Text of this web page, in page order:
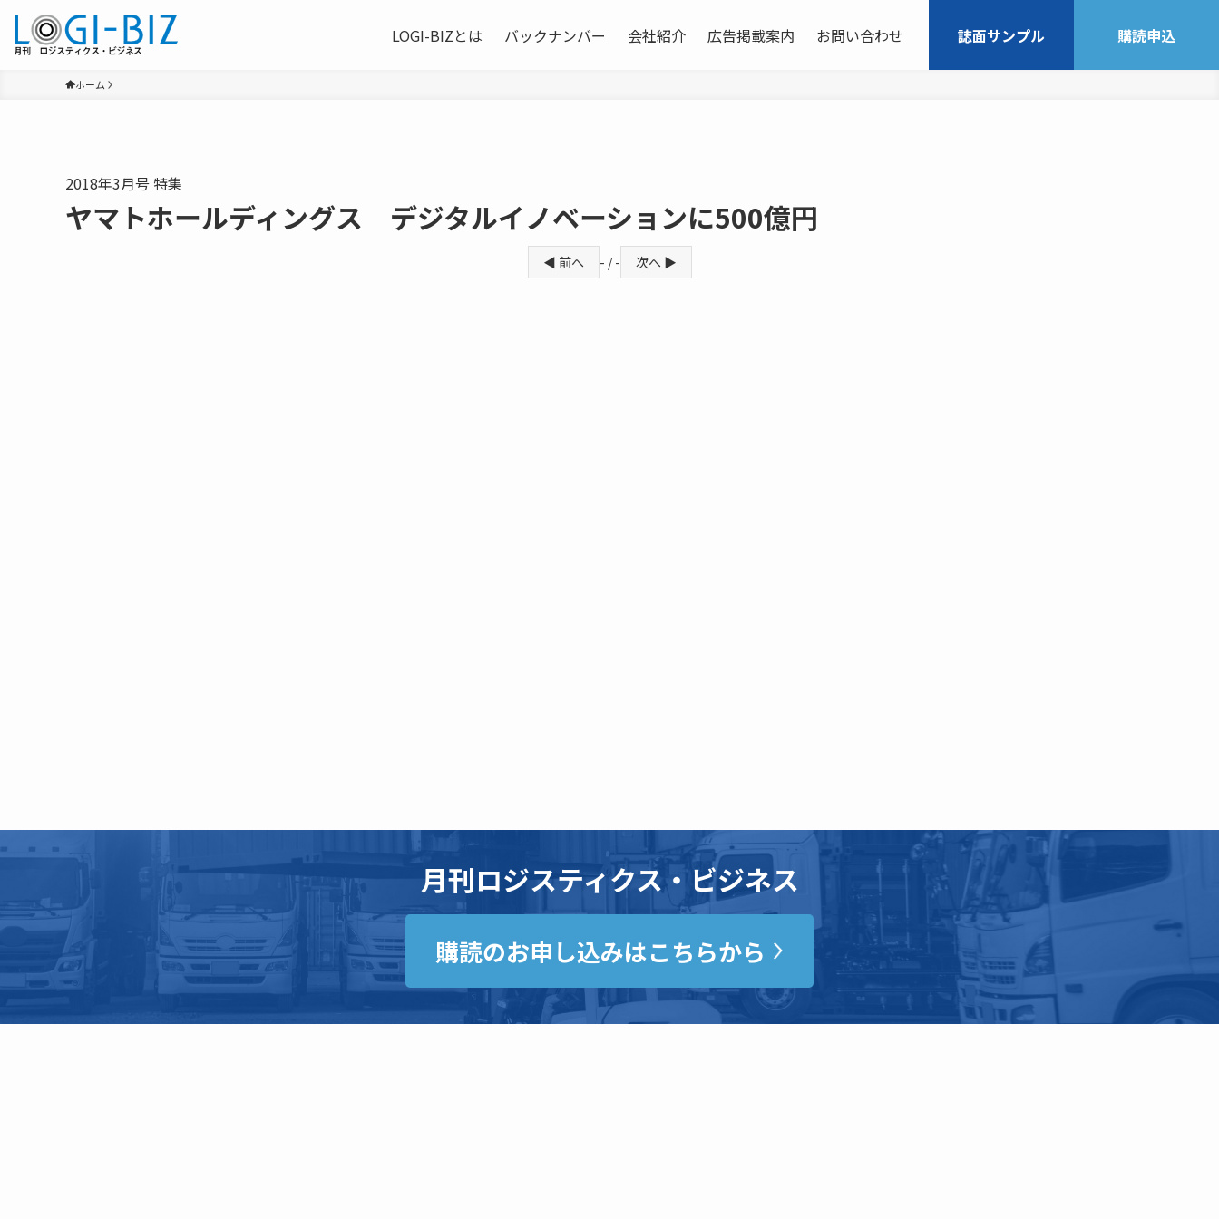
LOGI-BIZとは バックナンバー 会社紹介 広告掲載案内 お問い合わせ 誌面サンプル 購読申込
ホーム
2018年3月号 特集
ヤマトホールディングス デジタルイノベーションに500億円
◀ 前へ - / - 次へ ▶
月刊ロジスティクス・ビジネス
購読のお申し込みはこちらから